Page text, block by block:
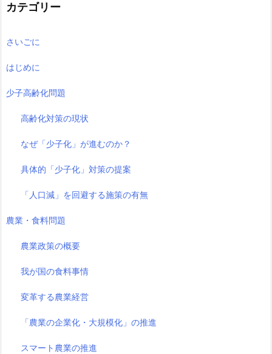
カテゴリー
さいごに
はじめに
少子高齢化問題
高齢化対策の現状
なぜ「少子化」が進むのか？
具体的「少子化」対策の提案
「人口減」を回避する施策の有無
農業・食料問題
農業政策の概要
我が国の食料事情
変革する農業経営
「農業の企業化・大規模化」の推進
スマート農業の推進